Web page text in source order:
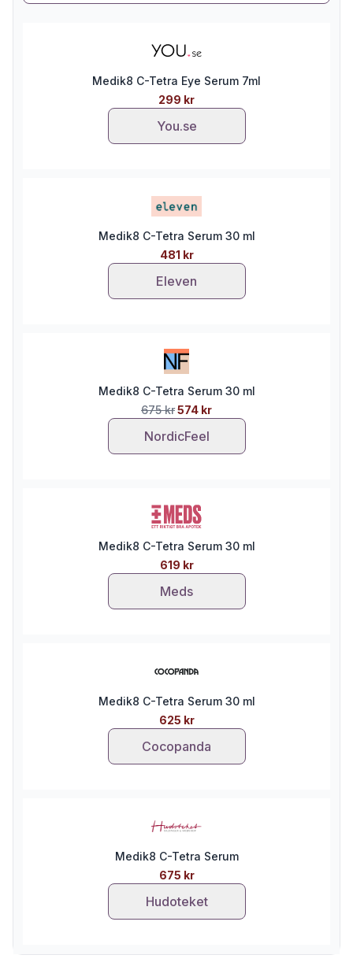
Medik8 C-Tetra Eye Serum 7ml
299 kr
You.se
Medik8 C-Tetra Serum 30 ml
481 kr
Eleven
Medik8 C-Tetra Serum 30 ml
675 kr574 kr
NordicFeel
Medik8 C-Tetra Serum 30 ml
619 kr
Meds
Medik8 C-Tetra Serum 30 ml
625 kr
Cocopanda
Medik8 C-Tetra Serum
675 kr
Hudoteket